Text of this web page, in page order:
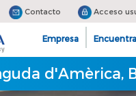
Contacto Acceso
Empresa
d'Amèrica,